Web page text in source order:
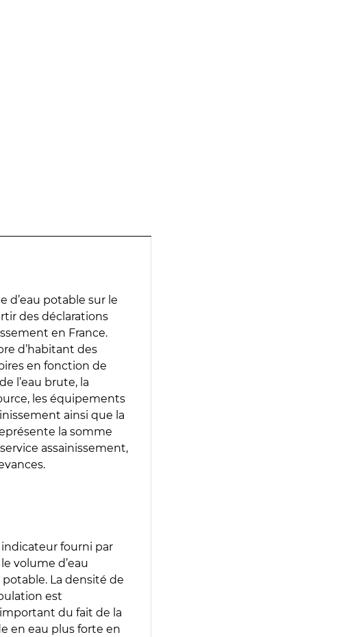
d’eau potable sur le
des déclarations
en France.
d’habitant des
en fonction de
l’eau brute, la
les équipements
ainsi que la
la somme
assainissement,
indicateur fourni par
volume d’eau
La densité de
est
du fait de la
en eau plus forte en